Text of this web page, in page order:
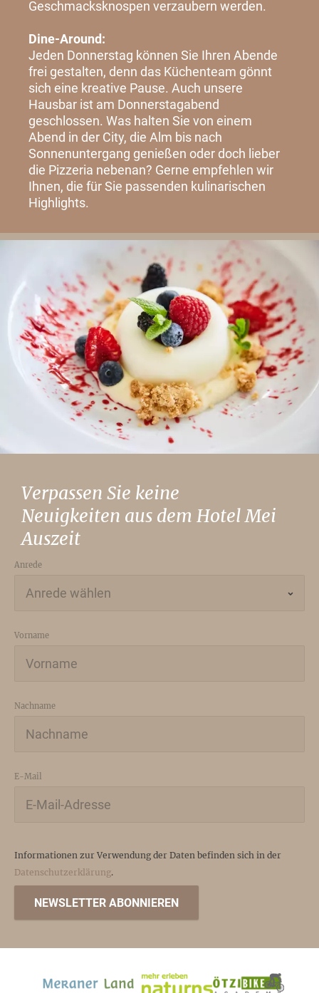
Geschmacksknospen verzaubern werden.
Dine-Around:
Jeden Donnerstag können Sie Ihren Abende
frei gestalten, denn das Küchenteam gönnt
sich eine kreative Pause. Auch unsere
Hausbar ist am Donnerstagabend
geschlossen. Was halten Sie von einem
Abend in der City, die Alm bis nach
Sonnenuntergang genießen oder doch lieber
die Pizzeria nebenan? Gerne empfehlen wir
Ihnen, die für Sie passenden kulinarischen
Highlights.
Verpassen Sie keine
Neuigkeiten aus dem Hotel Mei
Auszeit
Anrede
Vorname
Nachname
E-Mail
Informationen zur Verwendung der Daten befinden sich in der
Datenschutzerklärung.
NEWSLETTER ABONNIEREN